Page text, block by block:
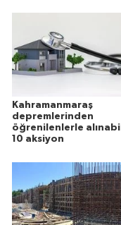
Kahramanmaraş
depremlerinden
öğrenilenlerle
10 aksiyon